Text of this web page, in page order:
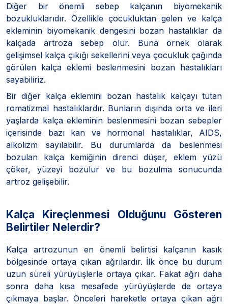
Diğer bir önemli sebep kalçanın biyomekanik
bozukluklarıdır. Özellikle çocukluktan gelen ve kalça
ekleminin biyomekanik dengesini bozan hastalıklar da
kalçada artroza sebep olur. Buna örnek olarak
gelişimsel kalça çıkığı sekellerini veya çocukluk çağında
görülen kalça eklemi beslenmesini bozan hastalıkları
sayabiliriz.
Bir diğer kalça eklemini bozan hastalık kalçayı tutan
romatizmal hastalıklardır. Bunların dışında orta ve ileri
yaşlarda kalça ekleminin beslenmesini bozan sebepler
içerisinde bazı kan ve hormonal hastalıklar, AIDS,
alkolizm sayılabilir. Bu durumlarda da beslenmesi
bozulan kalça kemiğinin direnci düşer, eklem yüzü
çöker, yüzeyi bozulur ve bu bozulma sonucunda
artroz gelişebilir.
Kalça Kireçlenmesi Olduğunu Gösteren
Belirtiler Nelerdir?
Kalça artrozunun en önemli belirtisi kalçanın kasık
bölgesinde ortaya çıkan ağrılardır. İlk önce bu durum
uzun süreli yürüyüşlerle ortaya çıkar. Fakat ağrı daha
sonra daha kısa mesafede yürüyüşlerde de ortaya
çıkmaya başlar. Önceleri hareketle ortaya çıkan ağrı